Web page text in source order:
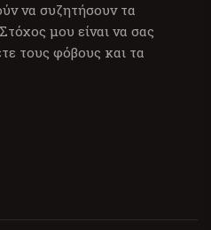
να συζητήσουν τα
μου είναι να σας
τους φόβους και τα